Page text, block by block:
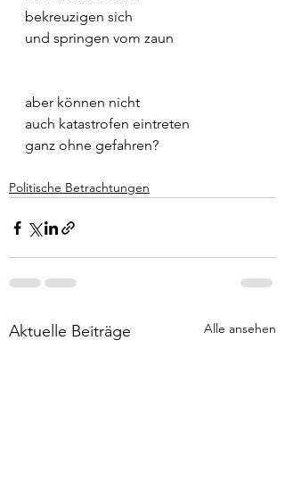
bekreuzigen sich
und springen vom zaun
aber können nicht
auch katastrofen eintreten
ganz ohne gefahren?
Politische Betrachtungen
Aktuelle Beiträge Alle ansehen